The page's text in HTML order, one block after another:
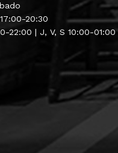
20:30
22:00 | J, V, S 10:00-01:00